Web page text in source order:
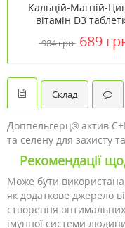
Кальцій-Магній-
вітамін D3
Country Life
984 грн 689
Склад
Доппельгерц® актив
та селену для захисту
Рекомендації
Може бути використана
як додаткове джерело
створення
імунної системи